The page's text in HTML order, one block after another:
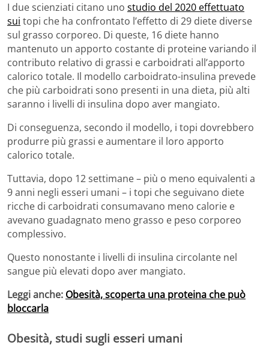
I due scienziati citano uno studio del 2020 effettuato
sui topi che ha confrontato l’effetto di 29 diete diverse
sul grasso corporeo. Di queste, 16 diete hanno
mantenuto un apporto costante di proteine ​​variando il
contributo relativo di grassi e carboidrati all’apporto
calorico totale. Il modello carboidrato-insulina prevede
che più carboidrati sono presenti in una dieta, più alti
saranno i livelli di insulina dopo aver mangiato.
Di conseguenza, secondo il modello, i topi dovrebbero
produrre più grassi e aumentare il loro apporto
calorico totale.
Tuttavia, dopo 12 settimane – più o meno equivalenti a
9 anni negli esseri umani – i topi che seguivano diete
ricche di carboidrati consumavano meno calorie e
avevano guadagnato meno grasso e peso corporeo
complessivo.
Questo nonostante i livelli di insulina circolante nel
sangue più elevati dopo aver mangiato.
Leggi anche: Obesità, scoperta una proteina che può
bloccarla
Obesità, studi sugli esseri umani